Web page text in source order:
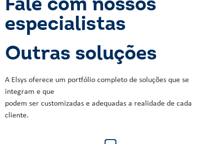
Fale com nossos
especialistas
Outras soluções
A Elsys oferece um portfólio completo de soluções que se
integram e que
podem ser customizadas e adequadas a realidade de cada
cliente.